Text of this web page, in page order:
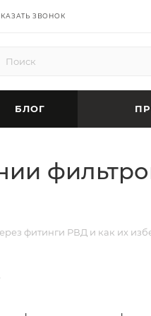
ЗВОНОК
БЛОГ
фитинги РВД и как их